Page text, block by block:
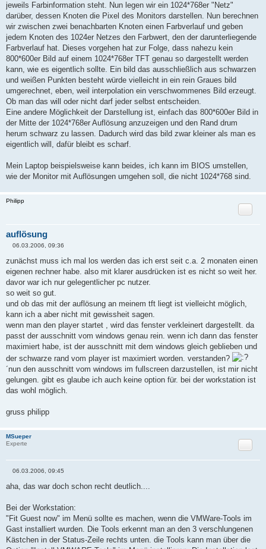
jeweils Farbinformation steht. Nun legen wir ein 1024*768er "Netz"
darüber, dessen Knoten die Pixel des Monitors darstellen. Nun berechnen
wir zwischen zwei benachbarten Knoten einen Farbverlauf und geben
jedem Knoten des 1024er Netzes den Farbwert, den der darunterliegende
Farbverlauf hat. Dieses vorgehen hat zur Folge, dass nahezu kein
800*600er Bild auf einem 1024*768er TFT genau so dargestellt werden
kann, wie es eigentlich sollte. Ein bild das ausschließlich aus schwarzen
und weißen Punkten besteht würde vielleicht in ein rein Graues bild
umgerechnet, eben, weil interpolation ein verschwommenes Bild erzeugt.
Ob man das will oder nicht darf jeder selbst entscheiden.
Eine andere Möglichkeit der Darstellung ist, einfach das 800*600er Bild in
der Mitte der 1024*768er Auflösung anzuzeigen und den Rand drum
herum schwarz zu lassen. Dadurch wird das bild zwar kleiner als man es
eigentlich will, dafür bleibt es scharf.
Mein Laptop beispielsweise kann beides, ich kann im BIOS umstellen,
wie der Monitor mit Auflösungen umgehen soll, die nicht 1024*768 sind.
Philipp
auflösung
Zitat
i
t
a
g
06.03.2006, 09:36
zunächst muss ich mal los werden das ich erst seit c.a. 2 monaten einen
eigenen rechner habe. also mit klarer ausdrücken ist es nicht so weit her.
davor war ich nur gelegentlicher pc nutzer.
so weit so gut.
und ob das mit der auflösung an meinem tft liegt ist vielleicht möglich,
kann ich a aber nicht mit gewissheit sagen.
wenn man den player startet , wird das fenster verkleinert dargestellt. da
passt der ausschnitt vom windows genau rein. wenn ich dann das fenster
maximiert habe, ist der ausschnitt mit dem windows gleich geblieben und
der schwarze rand vom player ist maximiert worden. verstanden?
´nun den ausschnitt vom windows im fullscreen darzustellen, ist mir nicht
gelungen. gibt es glaube ich auch keine option für. bei der workstation ist
das wohl möglich.
gruss philipp
MSueper
Experte
Zitat
i
a
g
06.03.2006, 09:45
aha, das war doch schon recht deutlich....
Bei der Workstation:
"Fit Guest now" im Menü sollte es machen, wenn die VMWare-Tools im
Gast installiert wurden. Die Tools erkennt man an den 3 verschlungenen
Kästchen in der Status-Zeile rechts unten. die Tools kann man über die